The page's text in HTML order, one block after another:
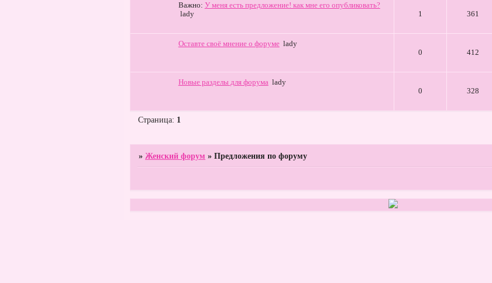
Важно: У меня есть предложение! как мне его опубликовать?
lady
1 361
Оставте своё мнение о форуме lady
0
412
Новые разделы для форума lady
0
328
Страница: 1
»Женский форум »Предложения по форуму